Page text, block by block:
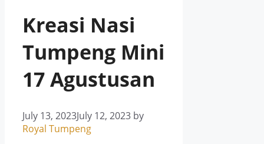
Kreasi Nasi
Tumpeng Mini
17 Agustusan
July 13, 2023July 12, 2023 by
Royal Tumpeng